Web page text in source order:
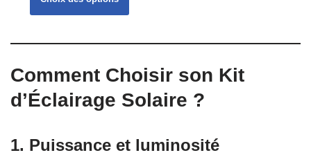
Comment Choisir son Kit
d’Éclairage Solaire ?
1. Puissance et luminosité